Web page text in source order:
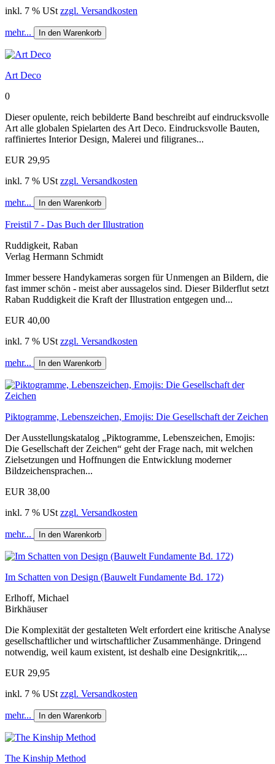
inkl. 7 % USt zzgl. Versandkosten
mehr... In den Warenkorb
Art Deco
0
Dieser opulente, reich bebilderte Band beschreibt auf eindrucksvolle
Art alle globalen Spielarten des Art Deco. Eindrucksvolle Bauten,
raffiniertes Interior Design, Malerei und filigranes...
EUR 29,95
inkl. 7 % USt zzgl. Versandkosten
mehr... In den Warenkorb
Freistil 7 - Das Buch der Illustration
Ruddigkeit, Raban
Verlag Hermann Schmidt
Immer bessere Handykameras sorgen für Unmengen an Bildern, die
fast immer schön - meist aber aussagelos sind. Dieser Bilderflut setzt
Raban Ruddigkeit die Kraft der Illustration entgegen und...
EUR 40,00
inkl. 7 % USt zzgl. Versandkosten
mehr... In den Warenkorb
Piktogramme, Lebenszeichen, Emojis: Die Gesellschaft der Zeichen
Der Ausstellungskatalog „Piktogramme, Lebenszeichen, Emojis:
Die Gesellschaft der Zeichen“ geht der Frage nach, mit welchen
Zielsetzungen und Hoffnungen die Entwicklung moderner
Bildzeichensprachen...
EUR 38,00
inkl. 7 % USt zzgl. Versandkosten
mehr... In den Warenkorb
Im Schatten von Design (Bauwelt Fundamente Bd. 172)
Erlhoff, Michael
Birkhäuser
Die Komplexität der gestalteten Welt erfordert eine kritische Analyse
gesellschaftlicher und wirtschaftlicher Zusammenhänge. Dringend
notwendig, weil kaum existent, ist deshalb eine Designkritik,...
EUR 29,95
inkl. 7 % USt zzgl. Versandkosten
mehr... In den Warenkorb
The Kinship Method